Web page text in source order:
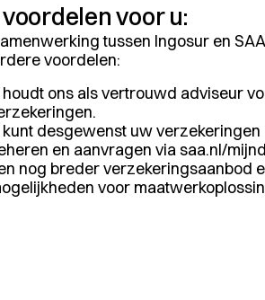
voordelen voor u:
tussen Ingosur en
voordelen:
houdt ons als vertrouwd adviseur
kunt desgewenst uw verzekeringen
en aanvragen viasaa.nl/
nog breder verzekeringsaanbod
voor